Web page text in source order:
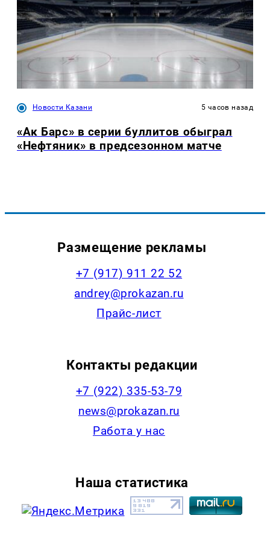
Новости Казани 5 часов назад
«Ак Барс» в серии буллитов обыграл
«Нефтяник» в предсезонном матче
Размещение рекламы
+7 (917) 911 22 52
andrey@prokazan.ru
Прайс-лист
Контакты редакции
+7 (922) 335-53-79
news@prokazan.ru
Работа у нас
Наша статистика